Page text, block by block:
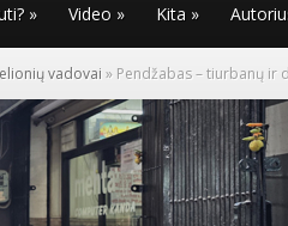
» Video » Kita »
vadovai » Pendžabas – tiurbanų ir